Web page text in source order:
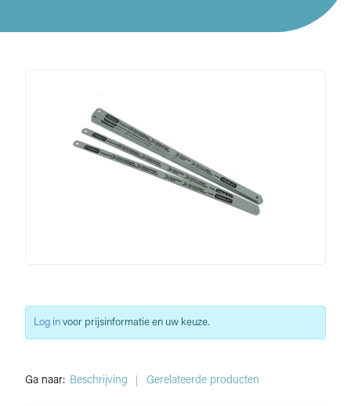
Ga naar: Beschrijving Gerelateerde producten
Log in voor prijsinformatie en uw keuze.